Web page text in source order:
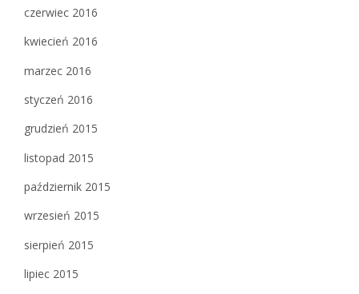
czerwiec 2016
kwiecień 2016
marzec 2016
styczeń 2016
grudzień 2015
listopad 2015
październik 2015
wrzesień 2015
sierpień 2015
lipiec 2015